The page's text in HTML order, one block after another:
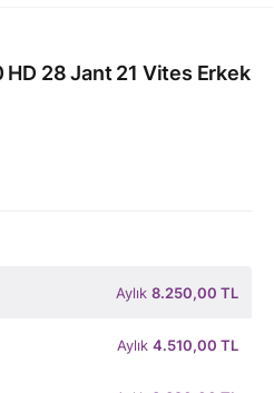
28 Jant 21 Vites Erkek
Aylık 8.250,00 TL
Aylık 4.510,00 TL